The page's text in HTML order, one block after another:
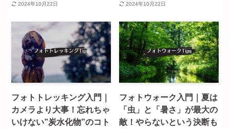
2024年10月22日 2024年10月22日
フォトトレッキング入門｜
カメラより大事！忘れちゃ
いけない”炭水化物”のコト
フォトウォーク入門｜夏は
「虫」と「暑さ」が最大の
敵！やらないという決断も